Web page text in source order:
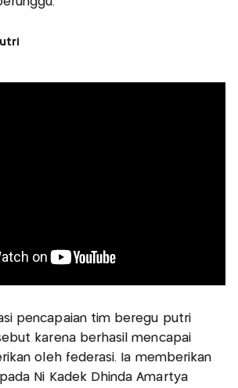
pencapaian tim beregu putri
karena berhasil mencapai
oleh federasi. Ia memberikan
Ni Kadek Dhinda Amartya